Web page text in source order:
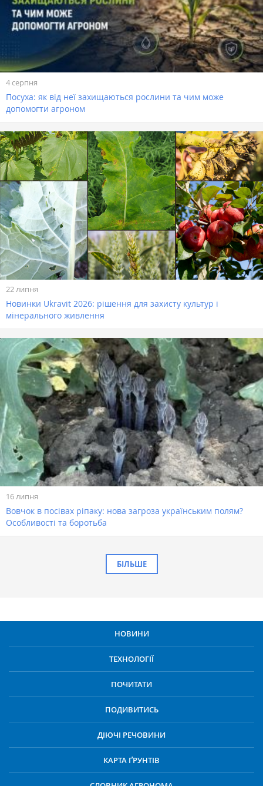
4 серпня
Посуха: як від неї захищаються рослини та чим може
допомогти агроном
22 липня
Новинки Ukravit 2026: рішення для захисту культур і
мінерального живлення
16 липня
Вовчок в посівах ріпаку: нова загроза українським полям?
Особливості та боротьба
БІЛЬШЕ
НОВИНИ
ТЕХНОЛОГІЇ
ПОЧИТАТИ
ПОДИВИТИСЬ
ДІЮЧІ РЕЧОВИНИ
КАРТА ҐРУНТІВ